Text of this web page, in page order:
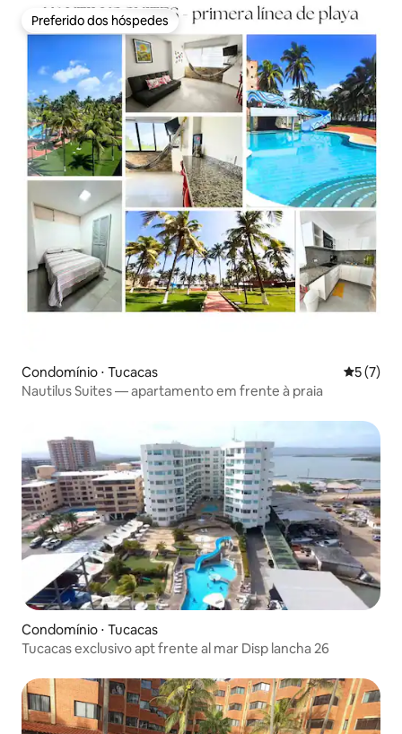
Preferido dos hóspedes
Preferido dos hóspedes
Condomínio ⋅ Tucacas 5 de
5 (7)
Nautilus Suites — apartamento em frente à praia
Condomínio ⋅ Tucacas
Tucacas exclusivo apt frente al mar Disp lancha 26